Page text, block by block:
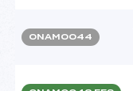
ONAM0044